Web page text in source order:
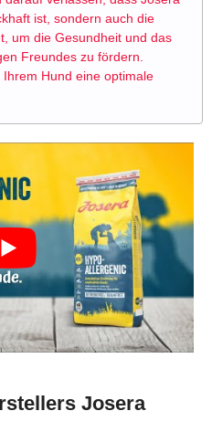
ist, sondern auch die
um die Gesundheit und das
Freundes zu fördern.
Hund eine optimale
Josera